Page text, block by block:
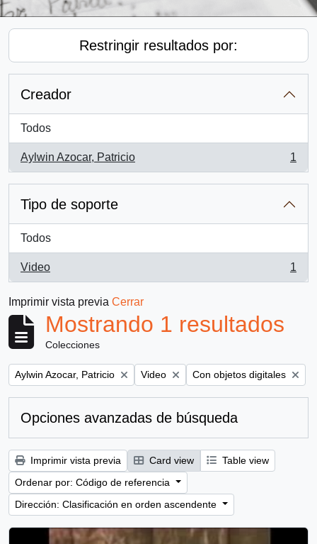
Restringir resultados por:
Creador
Todos
Aylwin Azocar, Patricio
, 1 resultados
1
Tipo de soporte
Todos
Video
, 1 resultados
1
Imprimir vista previa Cerrar
Mostrando 1 resultados
Colecciones
Remove filter:
Aylwin Azocar, Patricio Remove filter:
Video Remove filter:
Con objetos digitales
Opciones avanzadas de búsqueda
Imprimir vista previa Card view
Table view
Ordenar por: Código de referencia
Dirección: Clasificación en orden ascendente